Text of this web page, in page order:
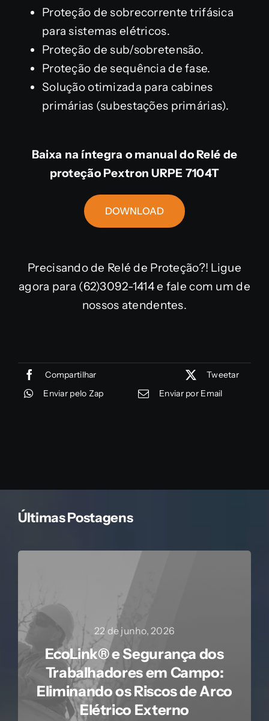
Proteção de sobrecorrente trifásica
para sistemas elétricos.
Proteção de sub/sobretensão.
Proteção de sequência de fase.
Solução otimizada para cabines
primárias (subestações primárias).
Baixa na íntegra o manual do Relé de
proteção Pextron URPE 7104T
DOWNLOAD
Precisando de Relé de Proteção?! Ligue
agora para (62)3092-1414 e fale com um de
nossos atendentes.
Compartilhar
Tweetar
Enviar pelo Zap
Enviar por Email
Últimas Postagens
22 de junho, 2026
EcoLink® e Segurança dos
Trabalhadores em Campo:
Eliminando os Riscos de Arco
Elétrico Externo